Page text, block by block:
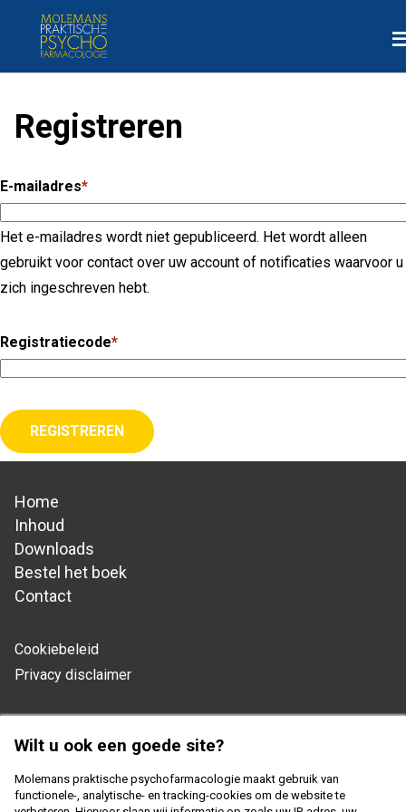
Overslaan
inhoud
gaan
Registreren
E-mailadres
Het e-mailadres wordt niet gepubliceerd. Het wordt alleen
gebruikt voor contact over uw account of notificaties waarvoor u
zich ingeschreven hebt.
Registratiecode
REGISTREREN
Hoofdnavigatie
Home
Inhoud
Downloads
Bestel het boek
Contact
Footer
navigation
Cookiebeleid
Privacy disclaimer
Huisartsen Genootschap en Prelum
Wilt u ook een goede site?
Molemans praktische psychofarmacologie maakt gebruik van
functionele-, analytische- en tracking-cookies om de website te